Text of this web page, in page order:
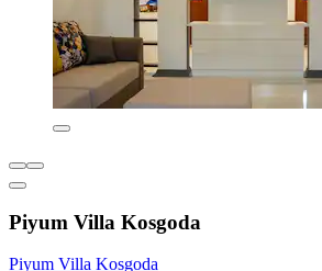
Piyum Villa Kosgoda
Piyum Villa Kosgoda